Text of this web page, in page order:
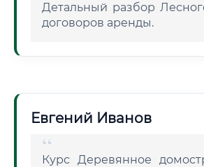
Детальный разбор
договоров аренды.
Евгений Иванов
Курс Деревянное